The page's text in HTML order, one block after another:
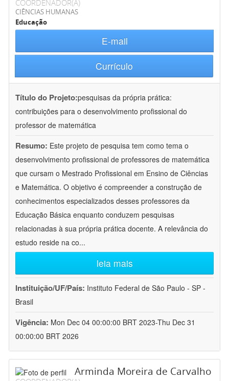
COORDENADOR(A)
CIÊNCIAS HUMANAS
Educação
E-mail
Currículo
Título do Projeto:pesquisas da própria prática:
contribuições para o desenvolvimento profissional do
professor de matemática
Resumo: Este projeto de pesquisa tem como tema o
desenvolvimento profissional de professores de matemática
que cursam o Mestrado Profissional em Ensino de Ciências
e Matemática. O objetivo é compreender a construção de
conhecimentos especializados desses professores da
Educação Básica enquanto conduzem pesquisas
relacionadas à sua própria prática docente. A relevância do
estudo reside na co...
leia mais
Instituição/UF/País: Instituto Federal de São Paulo - SP -
Brasil
Vigência: Mon Dec 04 00:00:00 BRT 2023-Thu Dec 31
00:00:00 BRT 2026
Arminda Moreira de Carvalho